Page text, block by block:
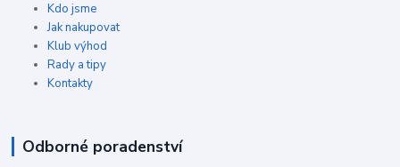
Kdo jsme
Jak nakupovat
Klub výhod
Rady a tipy
Kontakty
Odborné poradenství